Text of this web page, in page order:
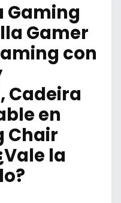
Gaming
Gamer
con
Cadeira
en
Chair
la